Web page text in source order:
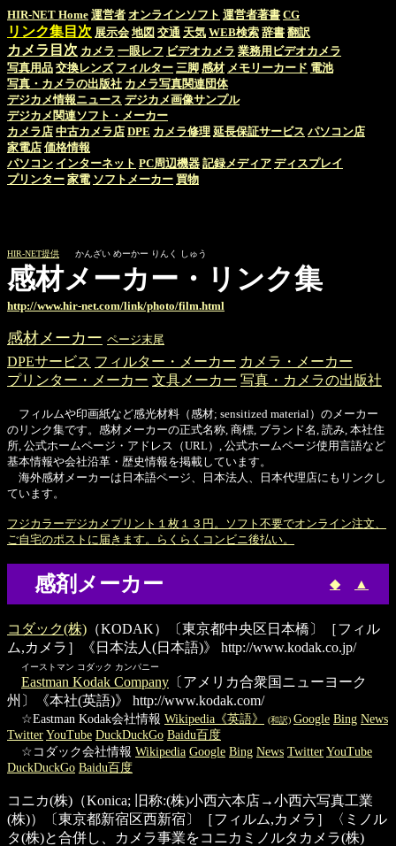
HIR-NET Home 運営者 オンラインソフト 運営者著書 CG
リンク集目次 展示会 地図 交通 天気 WEB検索 辞書 翻訳
カメラ目次 カメラ 一眼レフ ビデオカメラ 業務用ビデオカメラ
写真用品 交換レンズ フィルター 三脚 感材 メモリーカード 電池
写真・カメラの出版社 カメラ写真関連団体
デジカメ情報ニュース デジカメ画像サンプル
デジカメ関連ソフト・メーカー
カメラ店 中古カメラ店 DPE カメラ修理 延長保証サービス パソコン店
家電店 価格情報
パソコン インターネット PC周辺機器 記録メディア ディスプレイ
プリンター 家電 ソフトメーカー 買物
HIR-NET提供 かんざい めーかー りんく しゅう
感材メーカー・リンク集
http://www.hir-net.com/link/photo/film.html
感材メーカー ページ末尾
DPEサービス フィルター・メーカー カメラ・メーカー
プリンター・メーカー 文具メーカー 写真・カメラの出版社
フィルムや印画紙など感光材料（感材; sensitized material）のメーカー
のリンク集です。感材メーカーの正式名称, 商標, ブランド名, 読み, 本社住
所, 公式ホームページ・アドレス（URL）, 公式ホームページ使用言語など
基本情報や会社沿革・歴史情報を掲載しています。
海外感材メーカーは日本語ページ、日本法人、日本代理店にもリンクし
ています。
フジカラーデジカメプリント１枚１３円。ソフト不要でオンライン注文、
ご自宅のポストに届きます。らくらくコンビニ後払い。
感剤メーカー ◆ ▲
コダック(株) （KODAK）〔東京都中央区日本橋〕［フィル
ム,カメラ］《日本法人(日本語)》
http://www.kodak.co.jp/
イーストマン コダック カンパニー
Eastman Kodak Company 〔アメリカ合衆国ニューヨーク
州〕《本社(英語)》
http://www.kodak.com/
☆Eastman Kodak会社情報 Wikipedia《英語》 (和訳) Google Bing News
Twitter YouTube DuckDuckGo Baidu百度
☆コダック会社情報 Wikipedia Google Bing News Twitter YouTube
DuckDuckGo Baidu百度
コニカ(株) （Konica; 旧称:(株)小西六本店→小西六写真工業
(株)）〔東京都新宿区西新宿〕［フィルム,カメラ］〈ミノル
タ(株)と合併し、カメラ事業をコニカミノルタカメラ(株)